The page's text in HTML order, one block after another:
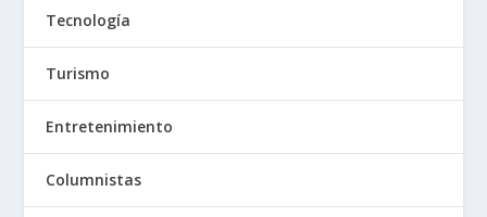
Tecnología
Turismo
Entretenimiento
Columnistas